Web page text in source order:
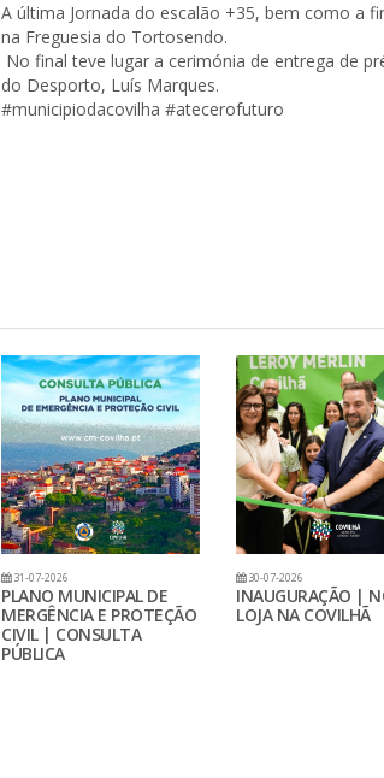
A última Jornada do escalão +35, bem como a
na Freguesia do Tortosendo.
No final teve lugar a cerimónia de entrega de
do Desporto, Luís Marques.
#municipiodacovilha #atecerofuturo
31-07-2026
PLANO MUNICIPAL DE
MERGÊNCIA E PROTEÇÃO
CIVIL | CONSULTA
PÚBLICA
30-07-2026
INAUGURAÇÃO |
LOJA NA COVILHÃ